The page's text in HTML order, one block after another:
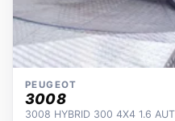
PEUGEOT
3008